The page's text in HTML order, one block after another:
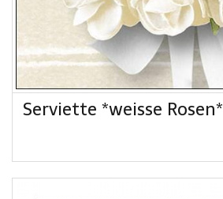
Serviette *weisse Rosen*